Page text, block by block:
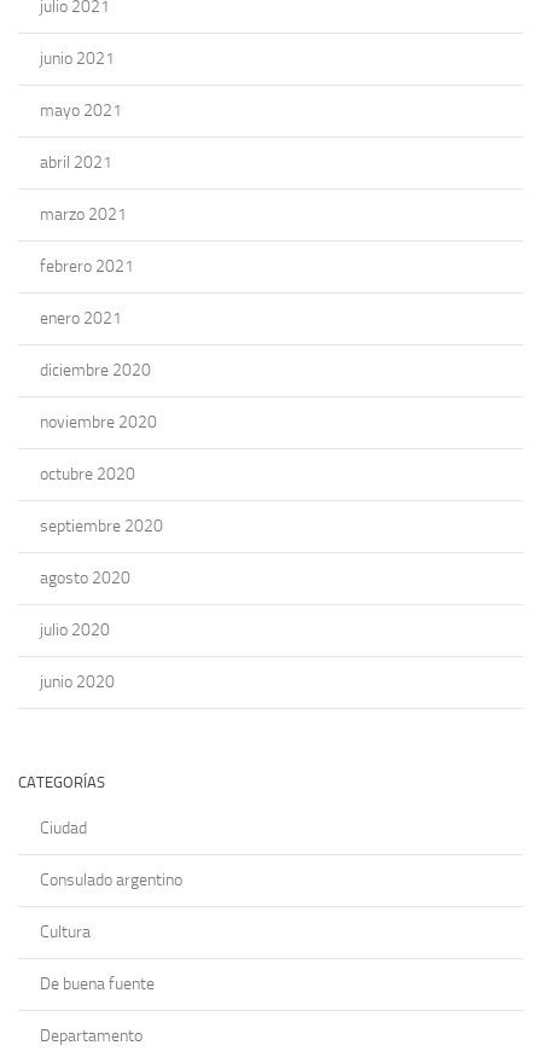
julio 2021
junio 2021
mayo 2021
abril 2021
marzo 2021
febrero 2021
enero 2021
diciembre 2020
noviembre 2020
octubre 2020
septiembre 2020
agosto 2020
julio 2020
junio 2020
CATEGORÍAS
Ciudad
Consulado argentino
Cultura
De buena fuente
Departamento